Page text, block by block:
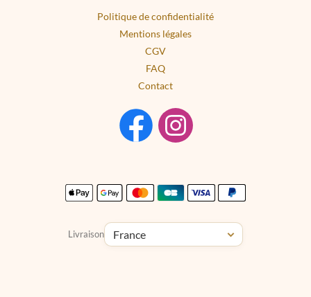
Politique de confidentialité
Mentions légales
CGV
FAQ
Contact
Livraison